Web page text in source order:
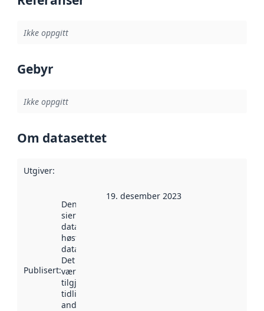
Ikke oppgitt
Gebyr
Ikke oppgitt
Om datasettet
Utgiver:
Publisert:
Denne datoen
sier når
datasettet ble
høstet av
data.norge.no.
Det kan ha
vært
tilgjengelig
tidligere
andre steder.
19. desember 2023